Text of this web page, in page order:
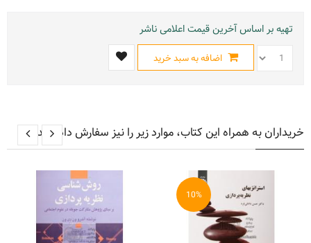
تهیه بر اساس آخرین قیمت اعلامی ناشر
اضافه به سبد خرید
خریداران به همراه این کتاب، موارد زیر را نیز سفارش داده اند
10%